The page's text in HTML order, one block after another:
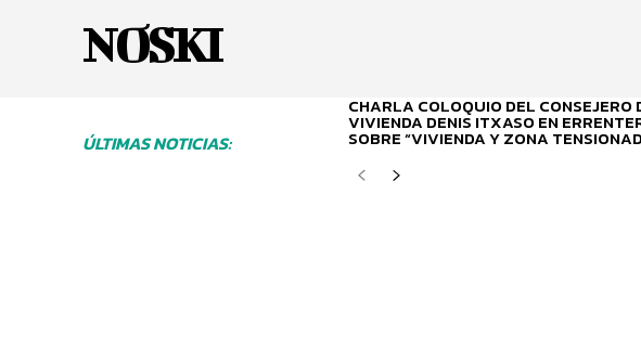
NOSKI
ÚLTIMAS NOTICIAS:
CHARLA COLOQUIO DEL CONSEJERO
VIVIENDA DENIS ITXASO EN
SOBRE “VIVIENDA Y ZONA